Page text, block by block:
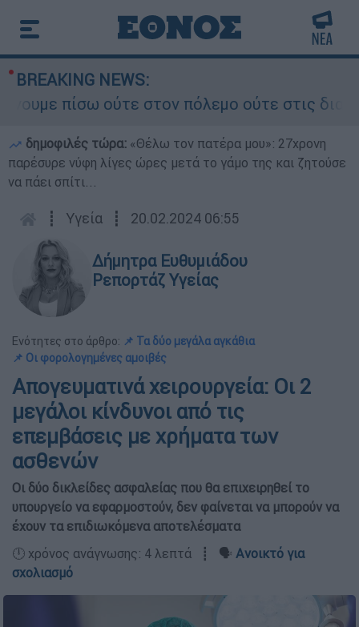
BREAKING NEWS:
πίσω ούτε στον πόλεμο ούτε στις
δημοφιλές τώρα: «Θέλω τον πατέρα μου»: 27χρονη
παρέσυρε νύφη λίγες ώρες μετά το γάμο της και ζητούσε
να πάει σπίτι...
┋ Υγεία ┋ 20.02.2024 06:55
Δήμητρα Ευθυμιάδου
Ρεπορτάζ Υγείας
Ενότητες στο άρθρο: 📌 Τα δύο μεγάλα αγκάθια
📌 Οι φορολογημένες αμοιβές
Απογευματινά χειρουργεία: Οι 2
μεγάλοι κίνδυνοι από τις
επεμβάσεις με χρήματα των
ασθενών
Οι δύο δικλείδες ασφαλείας που θα επιχειρηθεί το
υπουργείο να εφαρμοστούν, δεν φαίνεται να μπορούν να
έχουν τα επιδιωκόμενα αποτελέσματα
🕛 χρόνος ανάγνωσης: 4 λεπτά ┋ 🗣️ Ανοικτό για
σχολιασμό